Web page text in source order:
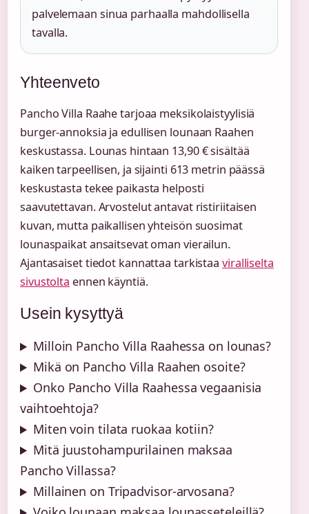
palvelemaan sinua parhaalla mahdollisella
tavalla.
Yhteenveto
Pancho Villa Raahe tarjoaa meksikolaistyylisiä
burger-annoksia ja edullisen lounaan Raahen
keskustassa. Lounas hintaan 13,90 € sisältää
kaiken tarpeellisen, ja sijainti 613 metrin päässä
keskustasta tekee paikasta helposti
saavutettavan. Arvostelut antavat ristiriitaisen
kuvan, mutta paikallisen yhteisön suosimat
lounaspaikat ansaitsevat oman vierailun.
Ajantasaiset tiedot kannattaa tarkistaa viralliselta
sivustolta ennen käyntiä.
Usein kysyttyä
Milloin Pancho Villa Raahessa on lounas?
Mikä on Pancho Villa Raahen osoite?
Onko Pancho Villa Raahessa vegaanisia
vaihtoehtoja?
Miten voin tilata ruokaa kotiin?
Mitä juustohampurilainen maksaa
Pancho Villassa?
Millainen on Tripadvisor-arvosana?